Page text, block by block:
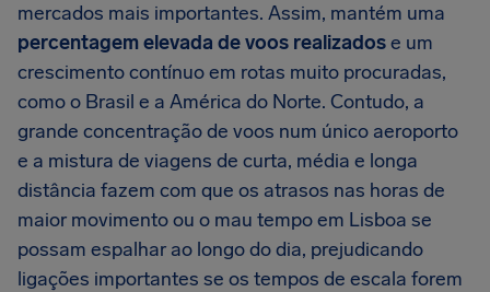
mercados mais importantes. Assim, mantém uma
percentagem elevada de voos realizadose um
crescimento contínuo em rotas muito procuradas,
como o Brasil e a América do Norte. Contudo, a
grande concentração de voos num único aeroporto
e a mistura de viagens de curta, média e longa
distância fazem com que os atrasos nas horas de
maior movimento ou o mau tempo em Lisboa se
possam espalhar ao longo do dia, prejudicando
ligações importantes se os tempos de escala forem